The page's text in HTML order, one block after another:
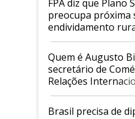
FPA diz que Plano
preocupa próxima
endividamento
Quem é Augusto
secretário de
Relações
Mapa
Brasil precisa de